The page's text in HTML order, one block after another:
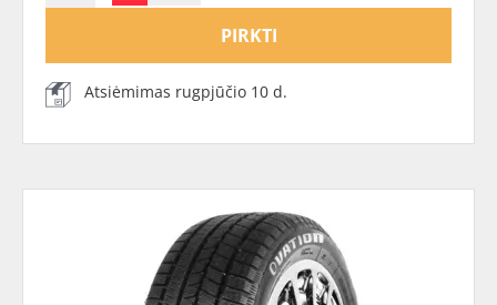
PIRKTI
Atsiėmimas rugpjūčio 10 d.